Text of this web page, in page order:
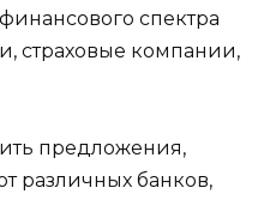
спектра
страховые компании,
предложения,
различных банков,